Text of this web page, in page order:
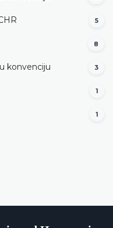
5
8
konvenciju 3
1
1